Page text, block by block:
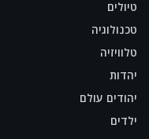
טיולים
טכנולוגיה
טלוויזיה
יהדות
יהודים עולם
ילדים